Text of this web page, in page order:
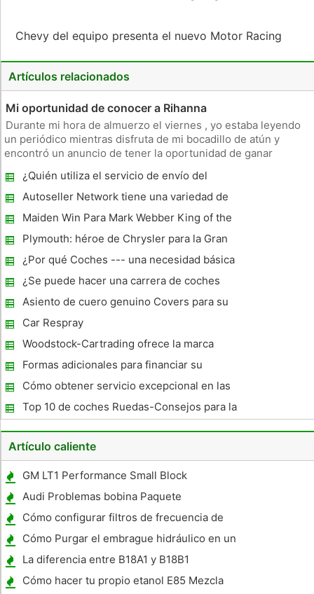
Chevy del equipo presenta el nuevo Motor Racing
Artículos relacionados
Mi oportunidad de conocer a Rihanna
Durante mi hora de almuerzo el viernes , yo estaba leyendo
un periódico mientras disfruta de mi bocadillo de atún y
encontró un anuncio de tener la oportunidad de ganar
antes del 19 de septiembre 2011 . Tenía muchas ganas de ser
parte de esto, p
¿Quién utiliza el servicio de envío del
coche?
Autoseller Network tiene una variedad de
opciones disponibles para usted.
Maiden Win Para Mark Webber King of the
Ring
Plymouth: héroe de Chrysler para la Gran
Depresión
¿Por qué Coches --- una necesidad básica
¿Se puede hacer una carrera de coches
sobre el agua?
Asiento de cuero genuino Covers para su
Jeep
Car Respray
Woodstock-Cartrading ofrece la marca
Coches usados ​​japoneses
Formas adicionales para financiar su
próximo coche
Cómo obtener servicio excepcional en las
mejores tiendas Auto Body en Plano
Top 10 de coches Ruedas-Consejos para la
compra de neumáticos de coches
Artículo caliente
GM LT1 Performance Small Block
Audi Problemas bobina Paquete
Cómo configurar filtros de frecuencia de
paso alto y de paso bajo en un receptor
estéreo de carro
Cómo Purgar el embrague hidráulico en un
S10
La diferencia entre B18A1 y B18B1
Cómo hacer tu propio etanol E85 Mezcla